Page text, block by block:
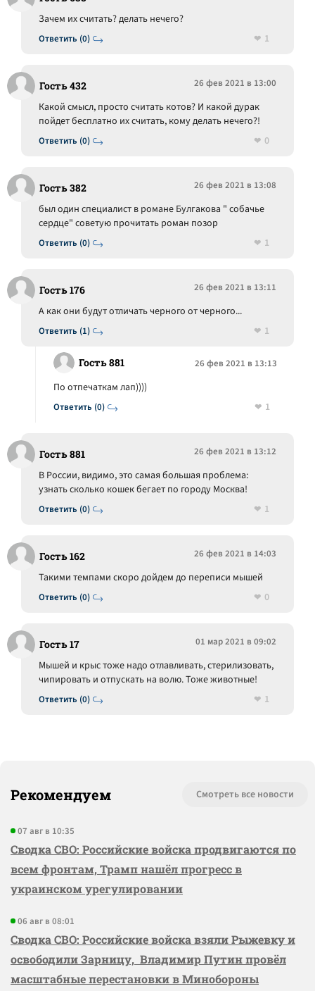
Ответить (0)
Зачем их считать? делать нечего?
1
Гость 432 26 фев 2021 в 13:00
Ответить (0)
Какой смысл, просто считать котов? И какой дурак
пойдет бесплатно их считать, кому делать нечего?!
0
Гость 382 26 фев 2021 в 13:08
Ответить (0)
был один специалист в романе Булгакова " собачье
сердце" советую прочитать роман позор
1
Гость 176 26 фев 2021 в 13:11
Ответить (1)
А как они будут отличать черного от черного...
1
Гость 881 26 фев 2021 в 13:13
Ответить (0)
По отпечаткам лап))))
1
Гость 881 26 фев 2021 в 13:12
Ответить (0)
В России, видимо, это самая большая проблема:
узнать сколько кошек бегает по городу Москва!
1
Гость 162 26 фев 2021 в 14:03
Ответить (0)
Такими темпами скоро дойдем до переписи мышей
0
Гость 17 01 мар 2021 в 09:02
Ответить (0)
Мышей и крыс тоже надо отлавливать, стерилизовать,
чипировать и отпускать на волю. Тоже животные!
1
Рекомендуем Смотреть все новости
07 авг в 10:35
Сводка СВО: Российские войска продвигаются по
всем фронтам, Трамп нашёл прогресс в
украинском урегулировании
06 авг в 08:01
Сводка СВО: Российские войска взяли Рыжевку и
освободили Зарницу, Владимир Путин провёл
масштабные перестановки в Минобороны